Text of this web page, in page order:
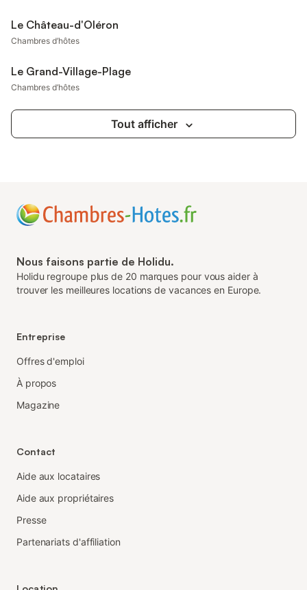
Le Château-d'Oléron
Chambres d’hôtes
Le Grand-Village-Plage
Chambres d’hôtes
Tout afficher
Nous faisons partie de Holidu.
Holidu regroupe plus de 20 marques pour vous aider à
trouver les meilleures locations de vacances en Europe.
Entreprise
Offres d'emploi
À propos
Magazine
Contact
Aide aux locataires
Aide aux propriétaires
Presse
Partenariats d'affiliation